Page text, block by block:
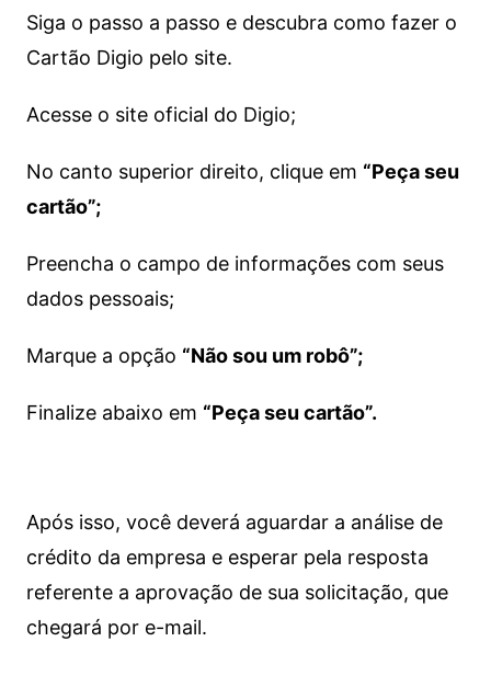
Siga o passo a passo e descubra como fazer o
Cartão Digio pelo site.
Acesse o site oficial do Digio;
No canto superior direito, clique em “Peça seu
cartão”;
Preencha o campo de informações com seus
dados pessoais;
Marque a opção “Não sou um robô”;
Finalize abaixo em “Peça seu cartão”.
Após isso, você deverá aguardar a análise de
crédito da empresa e esperar pela resposta
referente a aprovação de sua solicitação, que
chegará por e-mail.